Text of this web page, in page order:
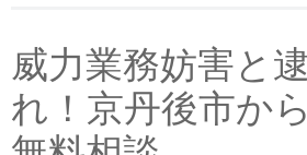
威力業務妨害と
れ！京丹後市か